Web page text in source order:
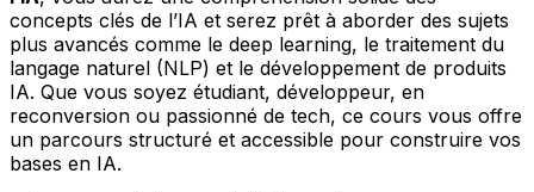
concepts clés de l’IA et serez prêt à aborder des sujets
plus avancés comme le deep learning, le traitement du
langage naturel (NLP) et le développement de produits
IA. Que vous soyez étudiant, développeur, en
reconversion ou passionné de tech, ce cours vous offre
un parcours structuré et accessible pour construire vos
bases en IA.